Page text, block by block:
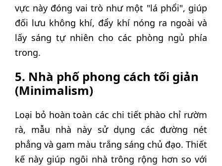
vực này đóng vai trò như một "lá phổi", giúp
đối lưu không khí, đẩy khí nóng ra ngoài và
lấy sáng tự nhiên cho các phòng ngủ phía
trong.
5. Nhà phố phong cách tối giản
(Minimalism)
Loại bỏ hoàn toàn các chi tiết phào chỉ rườm
rà, mẫu nhà này sử dụng các đường nét
phẳng và gam màu trắng sáng chủ đạo. Thiết
kế này giúp ngôi nhà trông rộng hơn so với